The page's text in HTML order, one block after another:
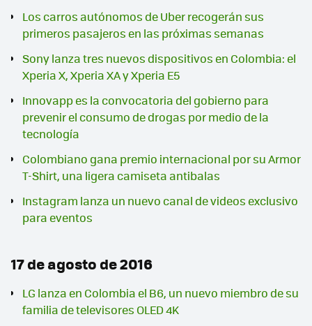
Los carros autónomos de Uber recogerán sus
primeros pasajeros en las próximas semanas
Sony lanza tres nuevos dispositivos en Colombia: el
Xperia X, Xperia XA y Xperia E5
Innovapp es la convocatoria del gobierno para
prevenir el consumo de drogas por medio de la
tecnología
Colombiano gana premio internacional por su Armor
T-Shirt, una ligera camiseta antibalas
Instagram lanza un nuevo canal de videos exclusivo
para eventos
17 de agosto de 2016
LG lanza en Colombia el B6, un nuevo miembro de su
familia de televisores OLED 4K